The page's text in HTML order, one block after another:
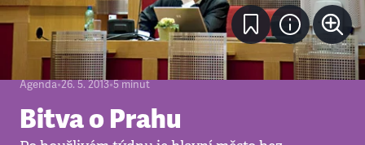
Agenda•26. 5. 2013•5 minut
Bitva o Prahu